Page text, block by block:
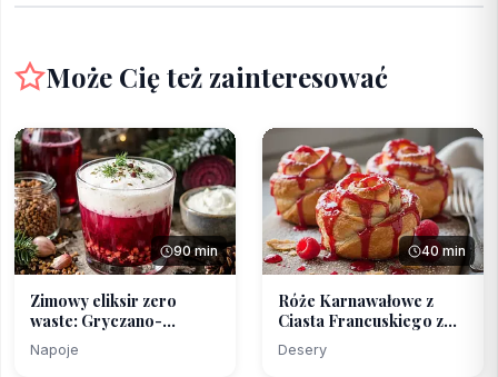
Może Cię też zainteresować
90 min
Zimowy eliksir zero
waste: Gryczano-
buracz...
Napoje
40 min
Róże Karnawałowe z
Ciasta Francuskiego z
M...
Desery